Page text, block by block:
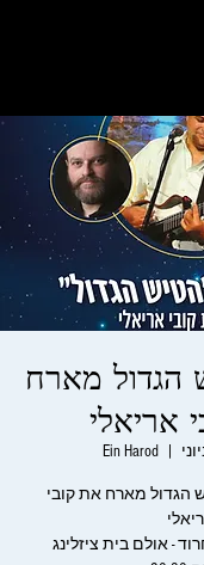
הגדול מארח
אריאלי
Ein Harod
הגדול מארח את קובי